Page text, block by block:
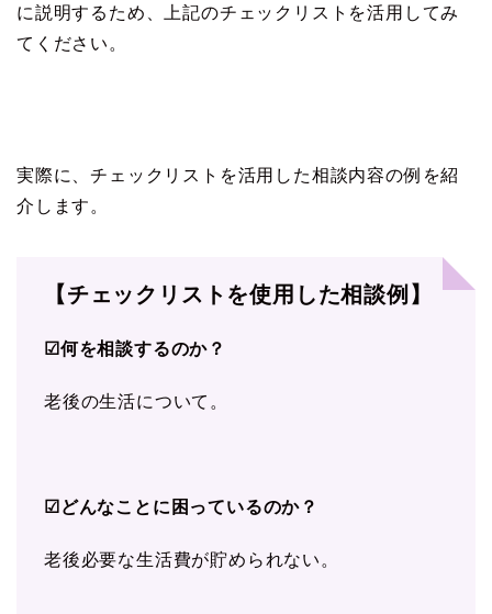
に説明するため、上記のチェックリストを活用してみ
てください。
実際に、チェックリストを活用した相談内容の例を紹
介します。
【チェックリストを使用した相談例】
☑何を相談するのか？
老後の生活について。
☑どんなことに困っているのか？
老後必要な生活費が貯められない。